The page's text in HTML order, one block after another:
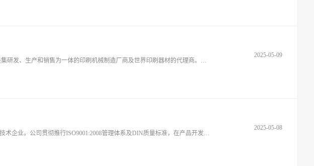
2025-05-09
东莞保百德印刷机械厂有限公司是香港保百德移印系统有限公司下属的支柱企业,成立于一九九三年，是集研发、生产和销售为一体的印刷机械制造厂商及世界印刷器材的代理商。公司坚持“以人为本,技术创新”的经营理念,凭借强大的设计开发能力以
2025-05-08
东莞市特马电子有限公司是一家专业从事精密量具的开发、设计、生产、销售、服务为一体的国家高新技术企业。公司贯彻推行ISO9001:2008管理体系及DIN质量标准，在产品开发、生产工艺、生产管理、品质保证及售后服务等方面有着强有力的保障。